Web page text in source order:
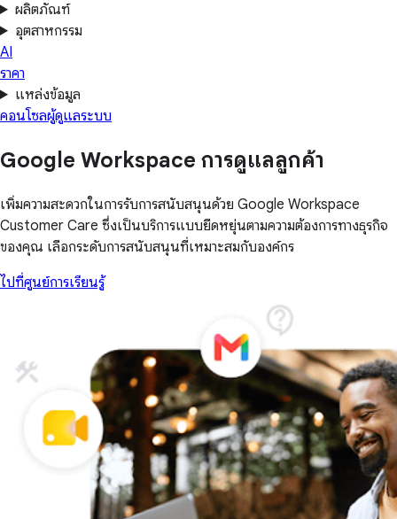
ผลิตภัณฑ์
อุตสาหกรรม
AI
ราคา
แหล่งข้อมูล
คอนโซลผู้ดูแลระบบ
Google Workspace การดูแลลูกค้า
เพิ่มความสะดวกในการรับการสนับสนุนด้วย Google Workspace
Customer Care ซึ่งเป็นบริการแบบยืดหยุ่นตามความต้องการทางธุรกิจ
ของคุณ เลือกระดับการสนับสนุนที่เหมาะสมกับองค์กร
ไปที่ศูนย์การเรียนรู้